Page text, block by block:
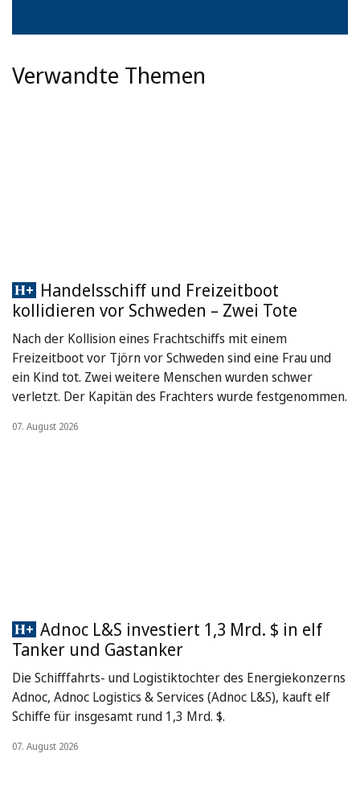
Verwandte Themen
Handelsschiff und Freizeitboot
kollidieren vor Schweden – Zwei Tote
Nach der Kollision eines Frachtschiffs mit einem
Freizeitboot vor Tjörn vor Schweden sind eine Frau und
ein Kind tot. Zwei weitere Menschen wurden schwer
verletzt. Der Kapitän des Frachters wurde festgenommen.
07. August 2026
Adnoc L&S investiert 1,3 Mrd. $ in elf
Tanker und Gastanker
Die Schifffahrts- und Logistiktochter des Energiekonzerns
Adnoc, Adnoc Logistics & Services (Adnoc L&S), kauft elf
Schiffe für insgesamt rund 1,3 Mrd. $.
07. August 2026